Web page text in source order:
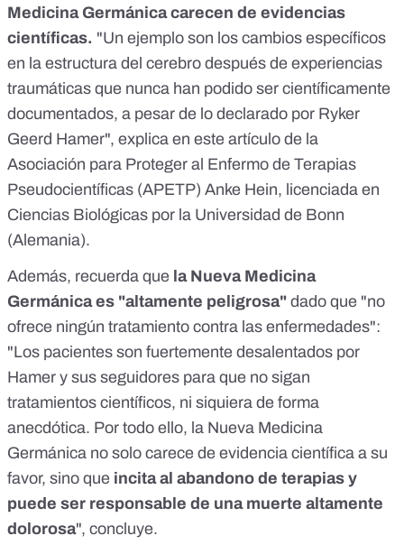
Medicina Germánica carecen de evidencias
científicas. "Un ejemplo son los cambios específicos
en la estructura del cerebro después de experiencias
traumáticas que nunca han podido ser científicamente
documentados, a pesar de lo declarado por Ryker
Geerd Hamer", explica en este artículo de la
Asociación para Proteger al Enfermo de Terapias
Pseudocientíficas (APETP) Anke Hein, licenciada en
Ciencias Biológicas por la Universidad de Bonn
(Alemania).
Además, recuerda que la Nueva Medicina
Germánica es "altamente peligrosa" dado que "no
ofrece ningún tratamiento contra las enfermedades":
"Los pacientes son fuertemente desalentados por
Hamer y sus seguidores para que no sigan
tratamientos científicos, ni siquiera de forma
anecdótica. Por todo ello, la Nueva Medicina
Germánica no solo carece de evidencia científica a su
favor, sino que incita al abandono de terapias y
puede ser responsable de una muerte altamente
dolorosa", concluye.